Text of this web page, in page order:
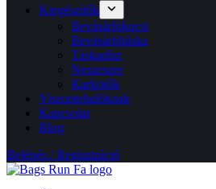
Kiegészítők
Bevásárlókocsi
Bevásárlótáska
Táskadísz
Neszeszer
Karkötők
Viszonteladóknak
Kapcsolat
Blog
Belépés / Regisztráció